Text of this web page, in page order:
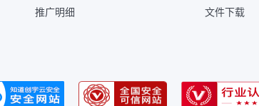
推广明细
文件下载